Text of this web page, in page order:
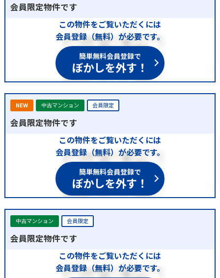
会員限定物件です
この物件をご覧いただくには
会員登録（無料）が必要です。
簡単無料会員登録で
ぼかしを外す！
NEW 中古マンション 会員限定
会員限定物件です
この物件をご覧いただくには
会員登録（無料）が必要です。
簡単無料会員登録で
ぼかしを外す！
中古マンション 会員限定
会員限定物件です
この物件をご覧いただくには
会員登録（無料）が必要です。